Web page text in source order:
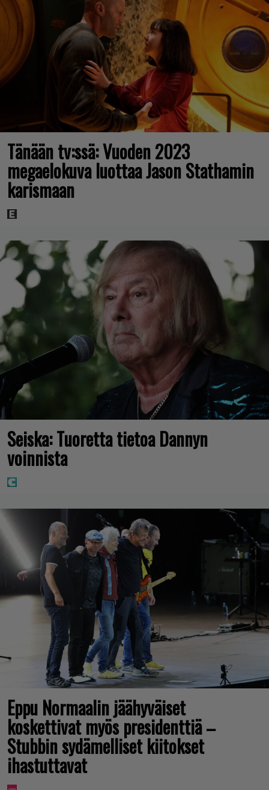
Tänään tv:ssä: Vuoden 2023
megaelokuva luottaa Jason Stathamin
karismaan
Seiska: Tuoretta tietoa Dannyn
voinnista
Eppu Normaalin jäähyväiset
koskettivat myös presidenttiä –
Stubbin sydämelliset kiitokset
ihastuttavat